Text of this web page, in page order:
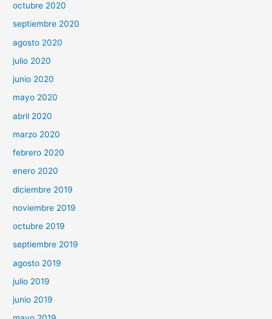
octubre 2020
septiembre 2020
agosto 2020
julio 2020
junio 2020
mayo 2020
abril 2020
marzo 2020
febrero 2020
enero 2020
diciembre 2019
noviembre 2019
octubre 2019
septiembre 2019
agosto 2019
julio 2019
junio 2019